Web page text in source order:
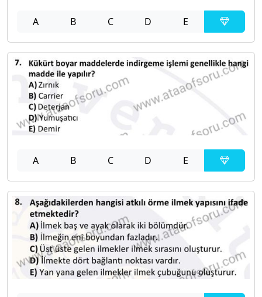
A B C D E
A B C D E